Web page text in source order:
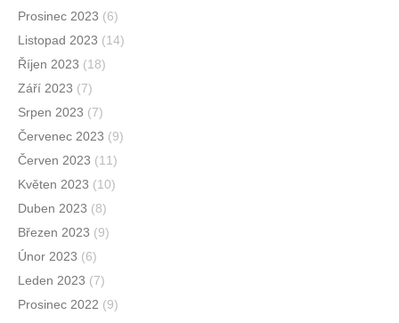
Prosinec 2023 (6)
Listopad 2023 (14)
Říjen 2023 (18)
Září 2023 (7)
Srpen 2023 (7)
Červenec 2023 (9)
Červen 2023 (11)
Květen 2023 (10)
Duben 2023 (8)
Březen 2023 (9)
Únor 2023 (6)
Leden 2023 (7)
Prosinec 2022 (9)